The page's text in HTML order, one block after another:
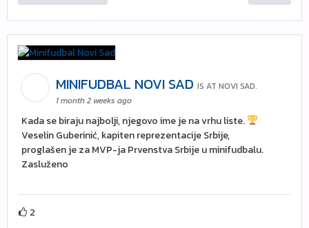
MINIFUDBAL NOVI SAD IS AT NOVI SAD.
1 month 2 weeks ago
Kada se biraju najbolji, njegovo ime je na vrhu liste.
Veselin Guberinić, kapiten reprezentacije Srbije,
proglašen je za MVP-ja Prvenstva Srbije u minifudbalu.
Zasluženo
2